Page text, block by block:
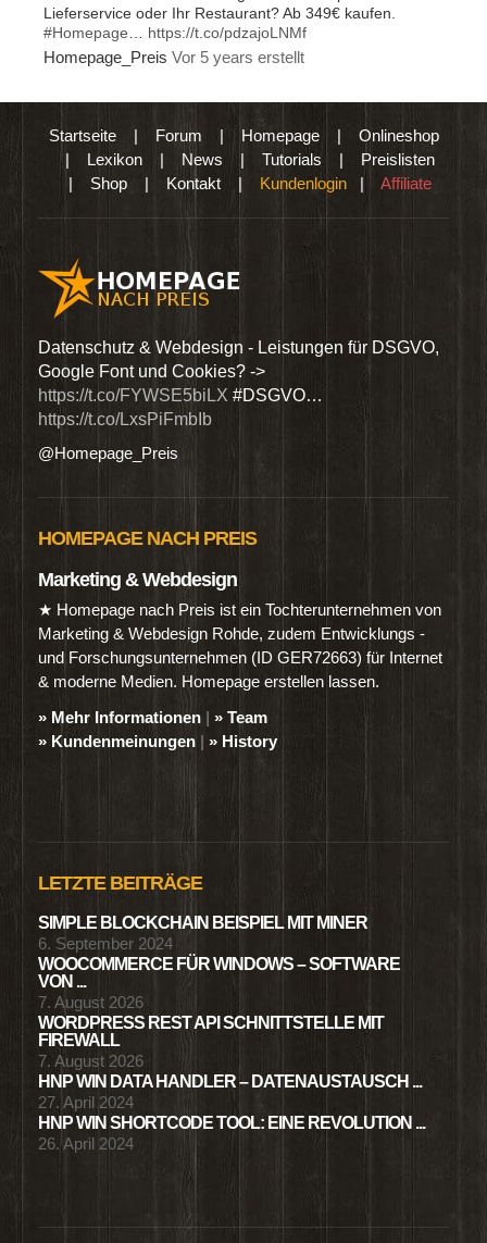
Lieferservice oder Ihr Restaurant? Ab 349€ kaufen.
#Homepage
https://t.co/pdzajoLNMf
Homepage_Preis Vor 5 years erstellt
Startseite| Forum | Homepage| Onlineshop
| Lexikon | News | Tutorials | Preislisten
| Shop | Kontakt | Kundenlogin | Affiliate
Datenschutz & Webdesign - Leistungen für DSGVO,
Google Font und Cookies? ->
https://t.co/FYWSE5biLX #DSGVO…
https://t.co/LxsPiFmbIb
@Homepage_Preis
HOMEPAGE NACH PREIS
Marketing & Webdesign
★ Homepage nach Preis ist ein Tochterunternehmen von
Marketing & Webdesign Rohde, zudem Entwicklungs -
und Forschungsunternehmen (ID GER72663) für Internet
& moderne Medien. Homepage erstellen lassen.
» Mehr Informationen | » Team
» Kundenmeinungen | » History
LETZTE BEITRÄGE
SIMPLE BLOCKCHAIN BEISPIEL MIT MINER
6. September 2024
WOOCOMMERCE FÜR WINDOWS – SOFTWARE
VON ...
7. August 2026
WORDPRESS REST API SCHNITTSTELLE MIT
FIREWALL
7. August 2026
HNP WIN DATA HANDLER – DATENAUSTAUSCH ...
27. April 2024
HNP WIN SHORTCODE TOOL: EINE REVOLUTION ...
26. April 2024